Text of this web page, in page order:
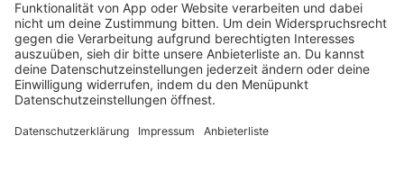
Programm